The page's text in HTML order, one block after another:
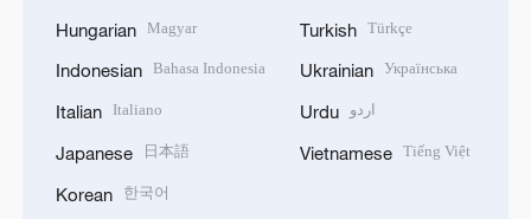
Hungarian Magyar
Indonesian Bahasa Indonesia
Italian Italiano
Japanese 日本語
Korean 한국어
Turkish Türkçe
Ukrainian Українська
Urdu اردو
Vietnamese Tiếng Việt